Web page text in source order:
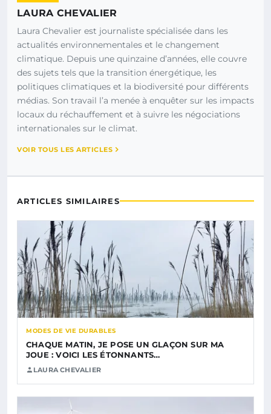
LAURA CHEVALIER
Laura Chevalier est journaliste spécialisée dans les
actualités environnementales et le changement
climatique. Depuis une quinzaine d’années, elle couvre
des sujets tels que la transition énergétique, les
politiques climatiques et la biodiversité pour différents
médias. Son travail l’a menée à enquêter sur les impacts
locaux du réchauffement et à suivre les négociations
internationales sur le climat.
VOIR TOUS LES ARTICLES
ARTICLES SIMILAIRES
MODES DE VIE DURABLES
CHAQUE MATIN, JE POSE UN GLAÇON SUR MA
JOUE : VOICI LES ÉTONNANTS…
LAURA CHEVALIER